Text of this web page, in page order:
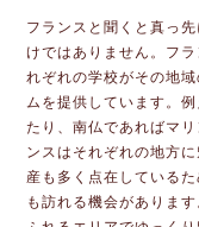
フランスと聞くと真っ
けではありません。フ
れぞれの学校がその地
ムを提供しています。
たり、南仏であればマ
ンスはそれぞれの地方
産も多く点在している
も訪れる機会がありま